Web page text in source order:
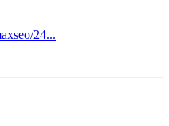
24...